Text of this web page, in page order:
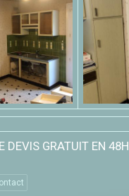
DEVIS GRATUIT EN 48H